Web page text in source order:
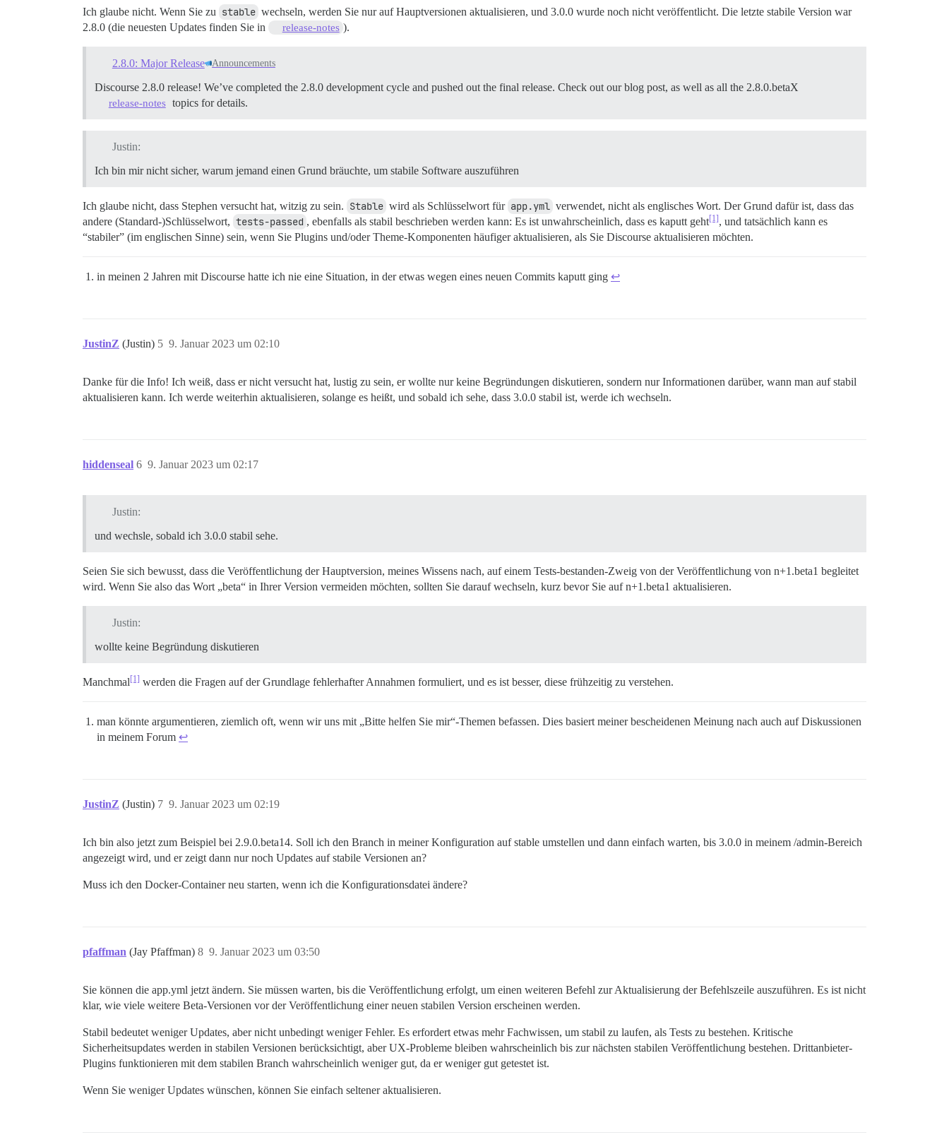
Ich glaube nicht. Wenn Sie zu stable wechseln, werden Sie nur auf Hauptversionen aktualisieren, und 3.0.0 wurde noch nicht veröffentlicht. Die letzte stabile Version war
2.8.0 (die neuesten Updates finden Sie in
release-notes ).
2.8.0: Major Release Announcements
Discourse 2.8.0 release! We’ve completed the 2.8.0 development cycle and pushed out the final release. Check out our blog post, as well as all the 2.8.0.betaX
release-notes topics for details.
Justin:
Ich bin mir nicht sicher, warum jemand einen Grund bräuchte, um stabile Software auszuführen
Ich glaube nicht, dass Stephen versucht hat, witzig zu sein. Stable wird als Schlüsselwort für app.yml verwendet, nicht als englisches Wort. Der Grund dafür ist, dass das
andere (Standard-)Schlüsselwort, tests-passed , ebenfalls als stabil beschrieben werden kann: Es ist unwahrscheinlich, dass es kaputt geht[1] , und tatsächlich kann es
“stabiler” (im englischen Sinne) sein, wenn Sie Plugins und/oder Theme-Komponenten häufiger aktualisieren, als Sie Discourse aktualisieren möchten.
in meinen 2 Jahren mit Discourse hatte ich nie eine Situation, in der etwas wegen eines neuen Commits kaputt ging ↩︎
JustinZ (Justin) 9. Januar 2023 um 02:10
5
Danke für die Info! Ich weiß, dass er nicht versucht hat, lustig zu sein, er wollte nur keine Begründungen diskutieren, sondern nur Informationen darüber, wann man auf stabil
aktualisieren kann. Ich werde weiterhin aktualisieren, solange es heißt, und sobald ich sehe, dass 3.0.0 stabil ist, werde ich wechseln.
hiddenseal 9. Januar 2023 um 02:17
6
Justin:
und wechsle, sobald ich 3.0.0 stabil sehe.
Seien Sie sich bewusst, dass die Veröffentlichung der Hauptversion, meines Wissens nach, auf einem Tests-bestanden-Zweig von der Veröffentlichung von n+1.beta1 begleitet
wird. Wenn Sie also das Wort „beta“ in Ihrer Version vermeiden möchten, sollten Sie darauf wechseln, kurz bevor Sie auf n+1.beta1 aktualisieren.
Justin:
wollte keine Begründung diskutieren
Manchmal [1] werden die Fragen auf der Grundlage fehlerhafter Annahmen formuliert, und es ist besser, diese frühzeitig zu verstehen.
man könnte argumentieren, ziemlich oft, wenn wir uns mit „Bitte helfen Sie mir“-Themen befassen. Dies basiert meiner bescheidenen Meinung nach auch auf Diskussionen
in meinem Forum ↩︎
JustinZ (Justin) 9. Januar 2023 um 02:19
7
Ich bin also jetzt zum Beispiel bei 2.9.0.beta14. Soll ich den Branch in meiner Konfiguration auf stable umstellen und dann einfach warten, bis 3.0.0 in meinem /admin-Bereich
angezeigt wird, und er zeigt dann nur noch Updates auf stabile Versionen an?
Muss ich den Docker-Container neu starten, wenn ich die Konfigurationsdatei ändere?
pfaffman (Jay Pfaffman) 9. Januar 2023 um 03:50
8
Sie können die app.yml jetzt ändern. Sie müssen warten, bis die Veröffentlichung erfolgt, um einen weiteren Befehl zur Aktualisierung der Befehlszeile auszuführen. Es ist nicht
klar, wie viele weitere Beta-Versionen vor der Veröffentlichung einer neuen stabilen Version erscheinen werden.
Stabil bedeutet weniger Updates, aber nicht unbedingt weniger Fehler. Es erfordert etwas mehr Fachwissen, um stabil zu laufen, als Tests zu bestehen. Kritische
Sicherheitsupdates werden in stabilen Versionen berücksichtigt, aber UX-Probleme bleiben wahrscheinlich bis zur nächsten stabilen Veröffentlichung bestehen. Drittanbieter-
Plugins funktionieren mit dem stabilen Branch wahrscheinlich weniger gut, da er weniger gut getestet ist.
Wenn Sie weniger Updates wünschen, können Sie einfach seltener aktualisieren.